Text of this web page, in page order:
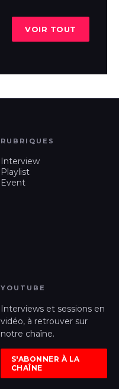
VOIR TOUT
RUBRIQUES
Interview
Playlist
Event
YOUTUBE
Interviews et sessions en
vidéo, à retrouver sur
notre chaîne.
S'ABONNER À LA
CHAÎNE